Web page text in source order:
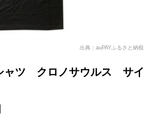
出典：auPAYふるさと納税
ャツ クロノサウルス サイ